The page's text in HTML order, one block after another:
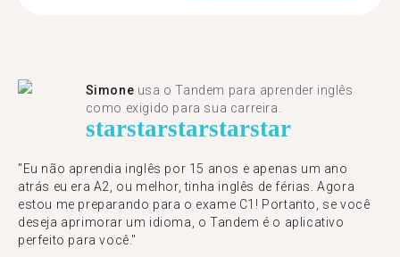
Simone usa o Tandem para aprender inglês
como exigido para sua carreira.
starstarstarstarstar
"Eu não aprendia inglês por 15 anos e apenas um ano
atrás eu era A2, ou melhor, tinha inglês de férias. Agora
estou me preparando para o exame C1! Portanto, se você
deseja aprimorar um idioma, o Tandem é o aplicativo
perfeito para você."